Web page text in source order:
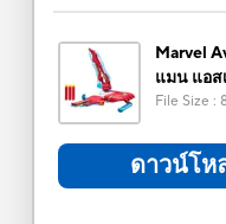
Marvel
แมน แอส
File Size :
ดาวน์โห